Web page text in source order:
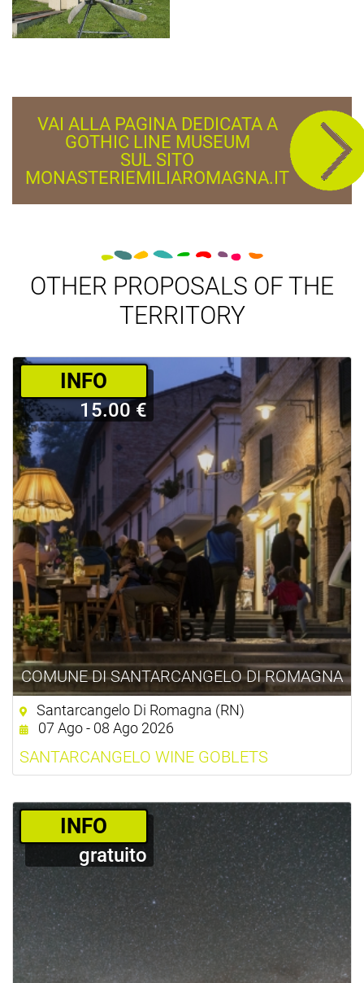
VAI ALLA PAGINA DEDICATA A
GOTHIC LINE MUSEUM
SUL SITO
MONASTERIEMILIAROMAGNA.IT
OTHER PROPOSALS OF THE
TERRITORY
COMUNE DI SANTARCANGELO DI ROMAGNA
­INFO
15.00 €
Santarcangelo Di Romagna (RN)
07 Ago - 08 Ago 2026
SANTARCANGELO WINE GOBLETS
­INFO
gratuito